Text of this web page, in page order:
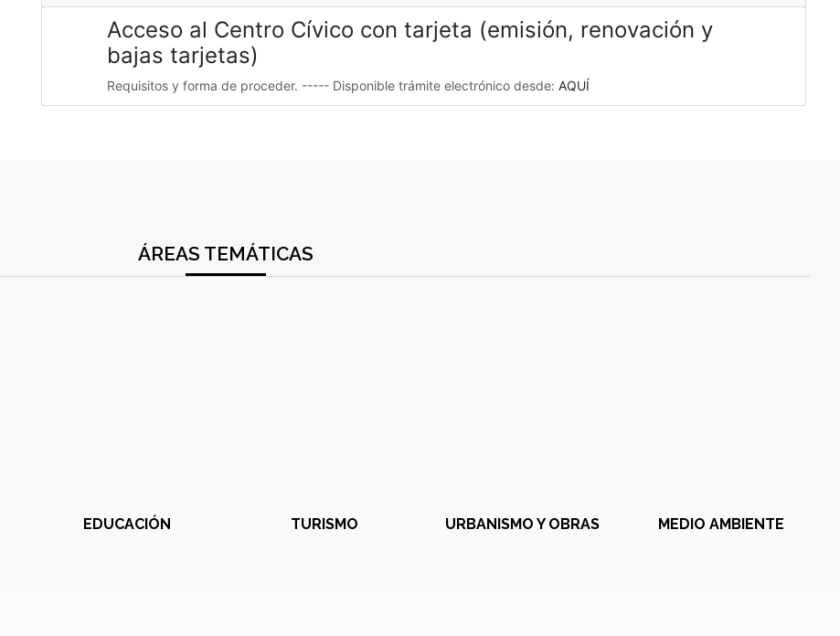
Acceso al Centro Cívico con tarjeta (emisión, renovación y
bajas tarjetas)
Requisitos y forma de proceder. ----- Disponible trámite electrónico desde:AQUÍ
ÁREAS TEMÁTICAS
EDUCACIÓN TURISMO URBANISMO Y OBRAS MEDIO AMBIENTE